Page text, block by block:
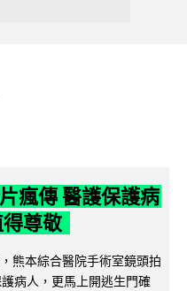
瘋傳 醫護保護病
尊敬
熊本綜合醫院手術室鏡頭拍
病人，更馬上開逃生門確